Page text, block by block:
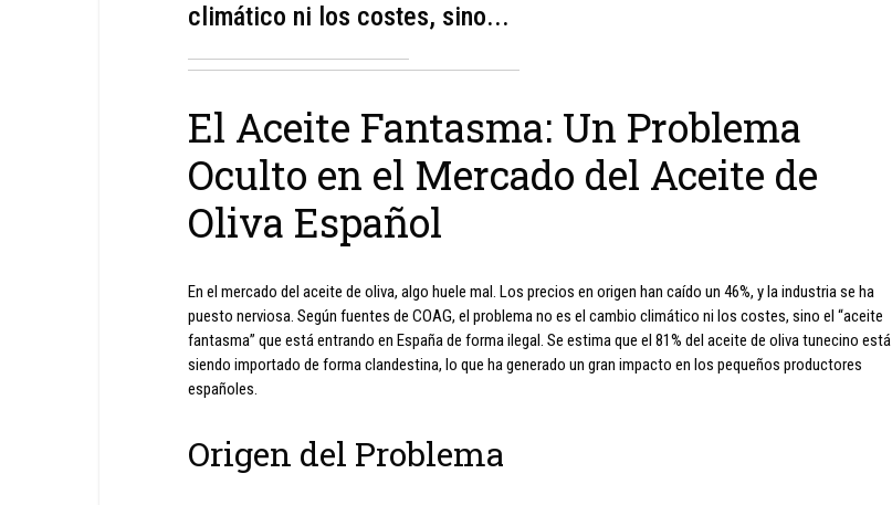
climático ni los costes, sino...
El Aceite Fantasma: Un Problema
Oculto en el Mercado del Aceite de
Oliva Español
En el mercado del aceite de oliva, algo huele mal. Los precios en origen han caído un 46%, y la industria se ha
puesto nerviosa. Según fuentes de COAG, el problema no es el cambio climático ni los costes, sino el “aceite
fantasma” que está entrando en España de forma ilegal. Se estima que el 81% del aceite de oliva tunecino está
siendo importado de forma clandestina, lo que ha generado un gran impacto en los pequeños productores
españoles.
Origen del Problema